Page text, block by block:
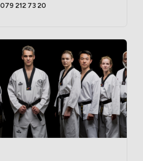
079 212 73 20